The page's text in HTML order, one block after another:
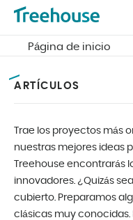
Página de inicio
ARTÍCULOS
Trae los proyectos más
nuestras mejores ideas
Treehouse encontrarás
innovadores. ¿Quizás
cubierto. Preparamos
clásicas muy conocidas.